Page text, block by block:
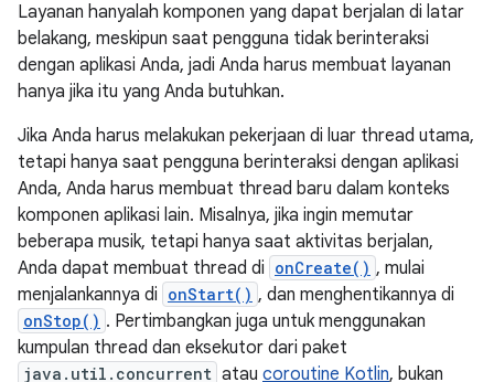
Layanan hanyalah komponen yang dapat berjalan di latar
belakang, meskipun saat pengguna tidak berinteraksi
dengan aplikasi Anda, jadi Anda harus membuat layanan
hanya jika itu yang Anda butuhkan.
Jika Anda harus melakukan pekerjaan di luar thread utama,
tetapi hanya saat pengguna berinteraksi dengan aplikasi
Anda, Anda harus membuat thread baru dalam konteks
komponen aplikasi lain. Misalnya, jika ingin memutar
beberapa musik, tetapi hanya saat aktivitas berjalan,
Anda dapat membuat thread di onCreate() , mulai
menjalankannya di onStart() , dan menghentikannya di
onStop() . Pertimbangkan juga untuk menggunakan
kumpulan thread dan eksekutor dari paket
java.util.concurrent atau coroutine Kotlin, bukan